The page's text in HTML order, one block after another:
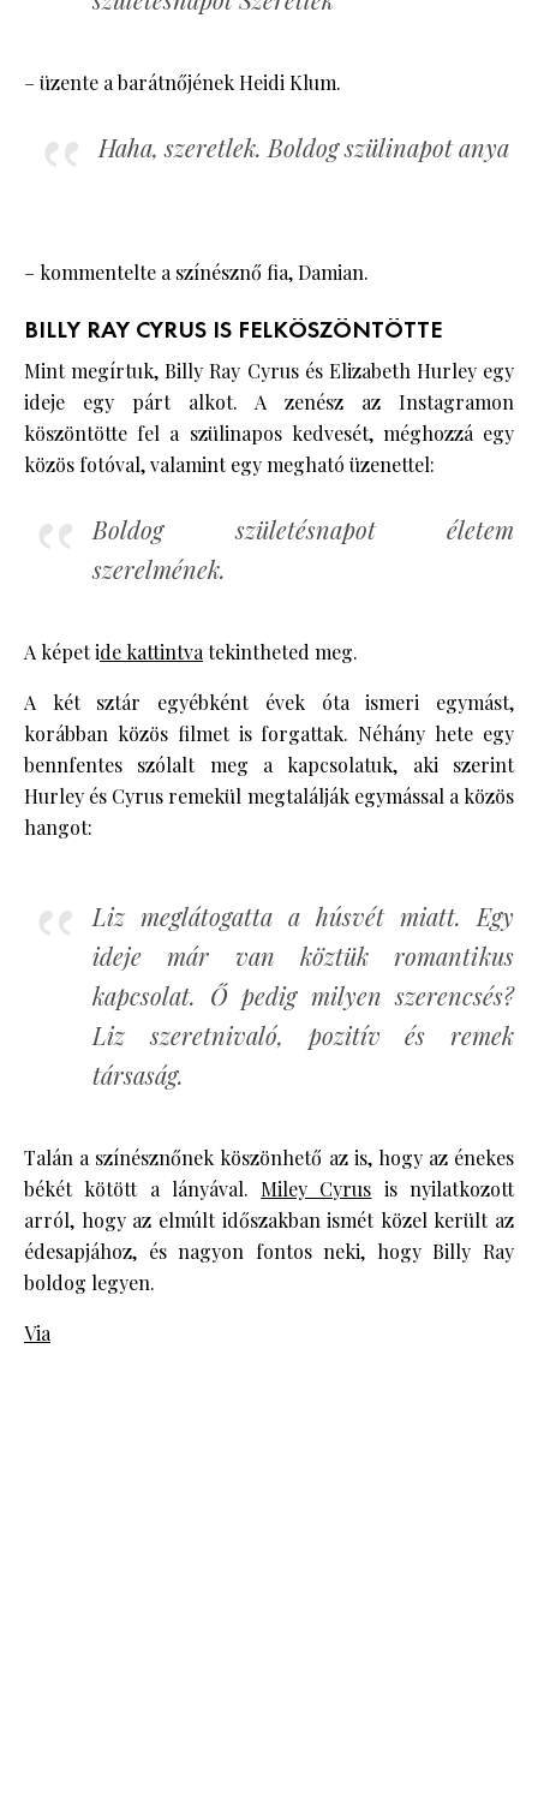
– üzente a barátnőjének Heidi Klum.
Haha, szeretlek. Boldog szülinapot anya
– kommentelte a színésznő fia, Damian.
BILLY RAY CYRUS IS FELKÖSZÖNTÖTTE
Mint megírtuk, Billy Ray Cyrus és Elizabeth Hurley egy
ideje egy párt alkot. A zenész az Instagramon
köszöntötte fel a szülinapos kedvesét, méghozzá egy
közös fotóval, valamint egy megható üzenettel:
Boldog születésnapot életem
szerelmének.
A képet ide kattintvatekintheted meg.
A két sztár egyébként évek óta ismeri egymást,
korábban közös filmet is forgattak. Néhány hete egy
bennfentes szólalt meg a kapcsolatuk, aki szerint
Hurley és Cyrus remekül megtalálják egymással a közös
hangot:
Liz meglátogatta a húsvét miatt. Egy
ideje már van köztük romantikus
kapcsolat. Ő pedig milyen szerencsés?
Liz szeretnivaló, pozitív és remek
társaság.
Talán a színésznőnek köszönhető az is, hogy az énekes
békét kötött a lányával. Miley Cyrus is nyilatkozott
arról, hogy az elmúlt időszakban ismét közel került az
édesapjához, és nagyon fontos neki, hogy Billy Ray
boldog legyen.
Via